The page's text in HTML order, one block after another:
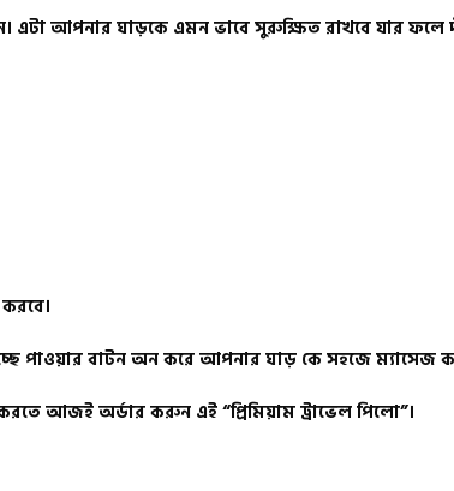
এটা আপনার ঘাড়কে এমন ভাবে সুরুক্ষিত রাখবে যার ফলে
পাওয়ার বাটন অন করে আপনার ঘাড় কে সহজে ম্যাসেজ
আজই অর্ডার করুন এই “প্রিমিয়াম ট্রাভেল পিলো”।